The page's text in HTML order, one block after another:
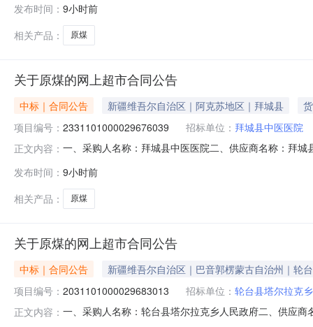
行政区划编码:654301项目所在行政区划名称:新疆维吾
发布时间： 9小时前
相关产品：
原煤
关于原煤的网上超市合同公告
中标｜合同公告 新疆维吾尔自治区｜阿克苏地区｜拜城县
项目编号： 2331101000029676039 招标单位： 拜城县中医医院
正文内容： 一、采购人名称：拜城县中医医院二、供应商名称：拜
其它事项：无八、联系方式1、采购人名称：拜城县中医
发布时间： 9小时前
相关产品：
原煤
关于原煤的网上超市合同公告
中标｜合同公告
新疆维吾尔自治区｜巴音郭楞蒙古自治州｜轮
项目编号： 2031101000029683013 招标单位： 轮台县塔尔拉克
正文内容： 一、采购人名称：轮台县塔尔拉克乡人民政府二、供应